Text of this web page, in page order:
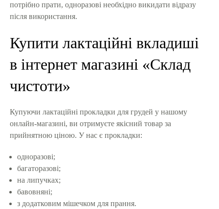
потрібно прати, одноразові необхідно викидати відразу
після використання.
Купити лактаційні вкладиші
в інтернет магазині «Склад
чистоти»
Купуючи лактаційні прокладки для грудей у нашому
онлайн-магазині, ви отримуєте якісний товар за
прийнятною ціною. У нас є прокладки:
одноразові;
багаторазові;
на липучках;
бавовняні;
з додатковим мішечком для прання.